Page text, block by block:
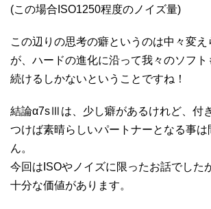
(この場合ISO1250程度のノイズ量)
この辺りの思考の癖というのは中々変
が、ハードの進化に沿って我々のソフト
続けるしかないということですね！
結論α7sⅢは、少し癖があるけれど、付
つけば素晴らしいパートナーとなる事
ん。
今回はISOやノイズに限ったお話でした
十分な価値があります。